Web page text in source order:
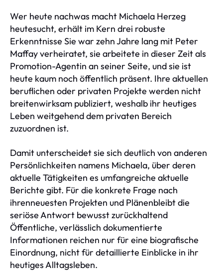
Wer heute nachwas macht Michaela Herzeg
heutesucht, erhält im Kern drei robuste
Erkenntnisse Sie war zehn Jahre lang mit Peter
Maffay verheiratet, sie arbeitete in dieser Zeit als
Promotion-Agentin an seiner Seite, und sie ist
heute kaum noch öffentlich präsent. Ihre aktuellen
beruflichen oder privaten Projekte werden nicht
breitenwirksam publiziert, weshalb ihr heutiges
Leben weitgehend dem privaten Bereich
zuzuordnen ist.
Damit unterscheidet sie sich deutlich von anderen
Persönlichkeiten namens Michaela, über deren
aktuelle Tätigkeiten es umfangreiche aktuelle
Berichte gibt. Für die konkrete Frage nach
ihrenneuesten Projekten und Plänenbleibt die
seriöse Antwort bewusst zurückhaltend
Öffentliche, verlässlich dokumentierte
Informationen reichen nur für eine biografische
Einordnung, nicht für detaillierte Einblicke in ihr
heutiges Alltagsleben.